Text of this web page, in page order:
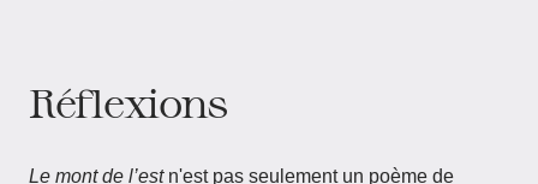
Réflexions
Le mont de l’estn'est pas seulement un poème de